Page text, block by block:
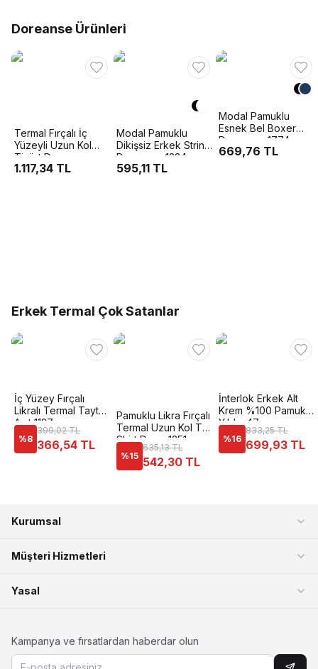
Doreanse Ürünleri
Termal Fırçalı İç
Yüzeyli Uzun Kol
Tişört Doreanse
2955
1.117,34 TL
Modal Pamuklu
Dikişsiz Erkek String
Doreanse 1334
595,11 TL
Modal Pamuklu
Esnek Bel Boxer
Doreanse 1774
669,76 TL
Erkek Termal Çok Satanlar
İç Yüzey Fırçalı
Likralı Termal Tayt
Anıt 1127
%8
399,02 TL
366,54 TL
Pamuklu Likra Fırçalı
Termal Uzun Kol T-
Shirt Dono 1251
%15
635,13 TL
542,30 TL
İnterlok Erkek Alt
Krem %100 Pamuk
Yıldız 47
%16
833,25 TL
699,93 TL
Kurumsal
Müşteri Hizmetleri
Yasal
Kampanya ve fırsatlardan haberdar olun